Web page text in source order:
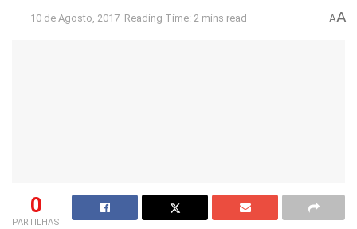
10 de Agosto, 2017 Reading Time: 2 mins read AA
0
PARTILHAS